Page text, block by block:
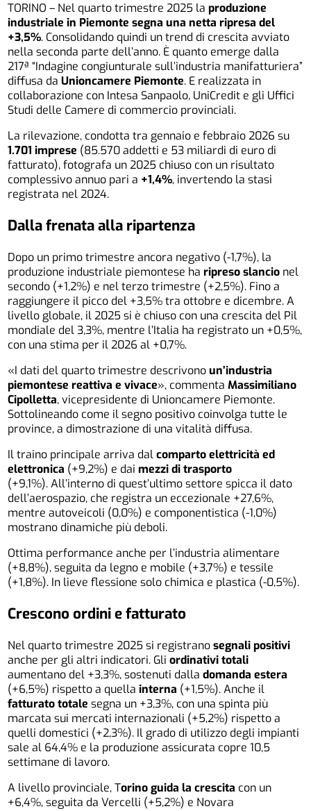
TORINO – Nel quarto trimestre 2025 laproduzione
industriale in Piemonte segna una netta ripresa del
+3,5%. Consolidando quindi un trend di crescita avviato
nella seconda parte dell’anno. È quanto emerge dalla
217ª “Indagine congiunturale sull’industria manifatturiera”
diffusa daUnioncamere Piemonte. E realizzata in
collaborazione con Intesa Sanpaolo, UniCredit e gli Uffici
Studi delle Camere di commercio provinciali.
La rilevazione, condotta tra gennaio e febbraio 2026 su
1.701 imprese (85.570 addetti e 53 miliardi di euro di
fatturato), fotografa un 2025 chiuso con un risultato
complessivo annuo pari a +1,4%, invertendo la stasi
registrata nel 2024.
Dalla frenata alla ripartenza
Dopo un primo trimestre ancora negativo (-1,7%), la
produzione industriale piemontese haripreso slancio nel
secondo (+1,2%) e nel terzo trimestre (+2,5%). Fino a
raggiungere il picco del +3,5% tra ottobre e dicembre. A
livello globale, il 2025 si è chiuso con una crescita del Pil
mondiale del 3,3%, mentre l’Italia ha registrato un +0,5%,
con una stima per il 2026 al +0,7%.
«I dati del quarto trimestre descrivonoun’industria
piemontese reattiva e vivace», commentaMassimiliano
Cipolletta, vicepresidente di Unioncamere Piemonte.
Sottolineando come il segno positivo coinvolga tutte le
province, a dimostrazione di una vitalità diffusa.
Il traino principale arriva dalcomparto elettricità ed
elettronica (+9,2%) e daimezzi di trasporto
(+9,1%). All’interno di quest’ultimo settore spicca il dato
dell’aerospazio, che registra un eccezionale +27,6%,
mentre autoveicoli (0,0%) e componentistica (-1,0%)
mostrano dinamiche più deboli.
Ottima performance anche per l’industria alimentare
(+8,8%), seguita da legno e mobile (+3,7%) e tessile
(+1,8%). In lieve flessione solo chimica e plastica (-0,5%).
Crescono ordini e fatturato
Nel quarto trimestre 2025 si registranosegnali positivi
anche per gli altri indicatori. Gliordinativi totali
aumentano del +3,3%, sostenuti dalla domanda estera
(+6,5%) rispetto a quellainterna (+1,5%). Anche il
fatturato totale segna un +3,3%, con una spinta più
marcata sui mercati internazionali (+5,2%) rispetto a
quelli domestici (+2,3%). Il grado di utilizzo degli impianti
sale al 64,4% e la produzione assicurata copre 10,5
settimane di lavoro.
A livello provinciale, Torino guida la crescita con un
+6,4%, seguita da Vercelli (+5,2%) e Novara